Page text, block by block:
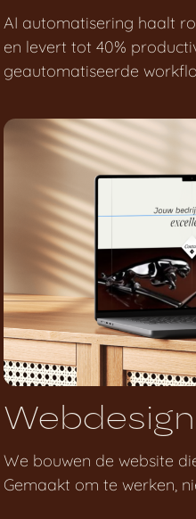
AI automatisering haalt
en levert tot 40%
geautomatiseerde
Webdesign
We bouwen de website
Gemaakt om te werken,